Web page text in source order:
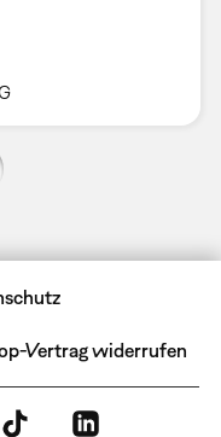
Vertrag widerrufen